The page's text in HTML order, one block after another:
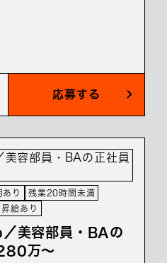
応募する
あり
残業20時間未満
昇給あり
美容部員・BAの
万～